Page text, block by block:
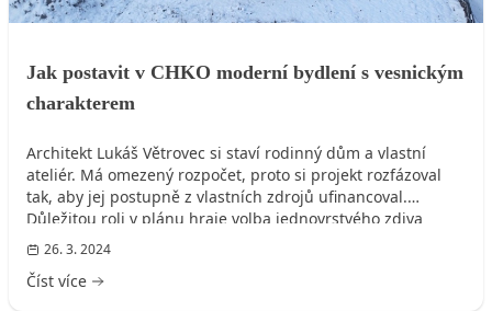
Jak postavit v CHKO moderní bydlení s vesnickým
charakterem
Architekt Lukáš Větrovec si staví rodinný dům a vlastní
ateliér. Má omezený rozpočet, proto si projekt rozfázoval
tak, aby jej postupně z vlastních zdrojů ufinancoval.
Důležitou roli v plánu hraje volba jednovrstvého zdiva
HELUZ.
26. 3. 2024
Číst více